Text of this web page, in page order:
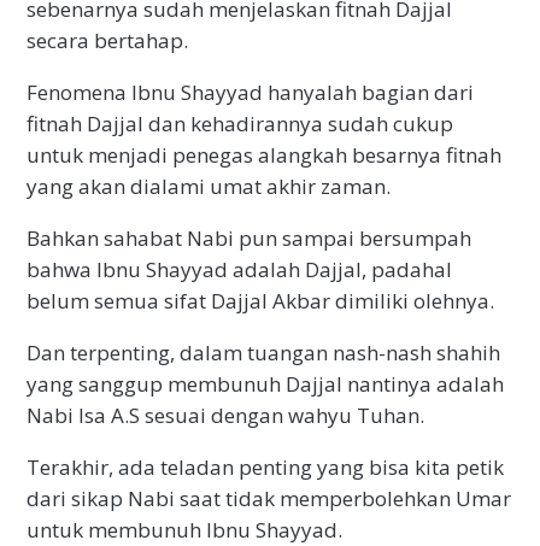
sebenarnya sudah menjelaskan fitnah Dajjal
secara bertahap.
Fenomena Ibnu Shayyad hanyalah bagian dari
fitnah Dajjal dan kehadirannya sudah cukup
untuk menjadi penegas alangkah besarnya fitnah
yang akan dialami umat akhir zaman.
Bahkan sahabat Nabi pun sampai bersumpah
bahwa Ibnu Shayyad adalah Dajjal, padahal
belum semua sifat Dajjal Akbar dimiliki olehnya.
Dan terpenting, dalam tuangan nash-nash shahih
yang sanggup membunuh Dajjal nantinya adalah
Nabi Isa A.S sesuai dengan wahyu Tuhan.
Terakhir, ada teladan penting yang bisa kita petik
dari sikap Nabi saat tidak memperbolehkan Umar
untuk membunuh Ibnu Shayyad.